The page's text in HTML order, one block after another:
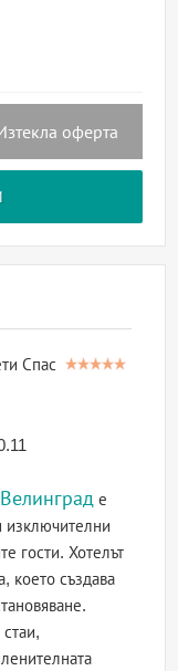
оферта
Спас
Велинград е
изключителни
гости. Хотелът
което създава